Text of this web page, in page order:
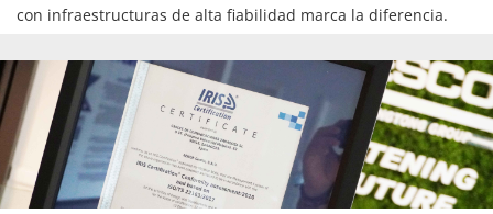
con infraestructuras de alta fiabilidad marca la diferencia.